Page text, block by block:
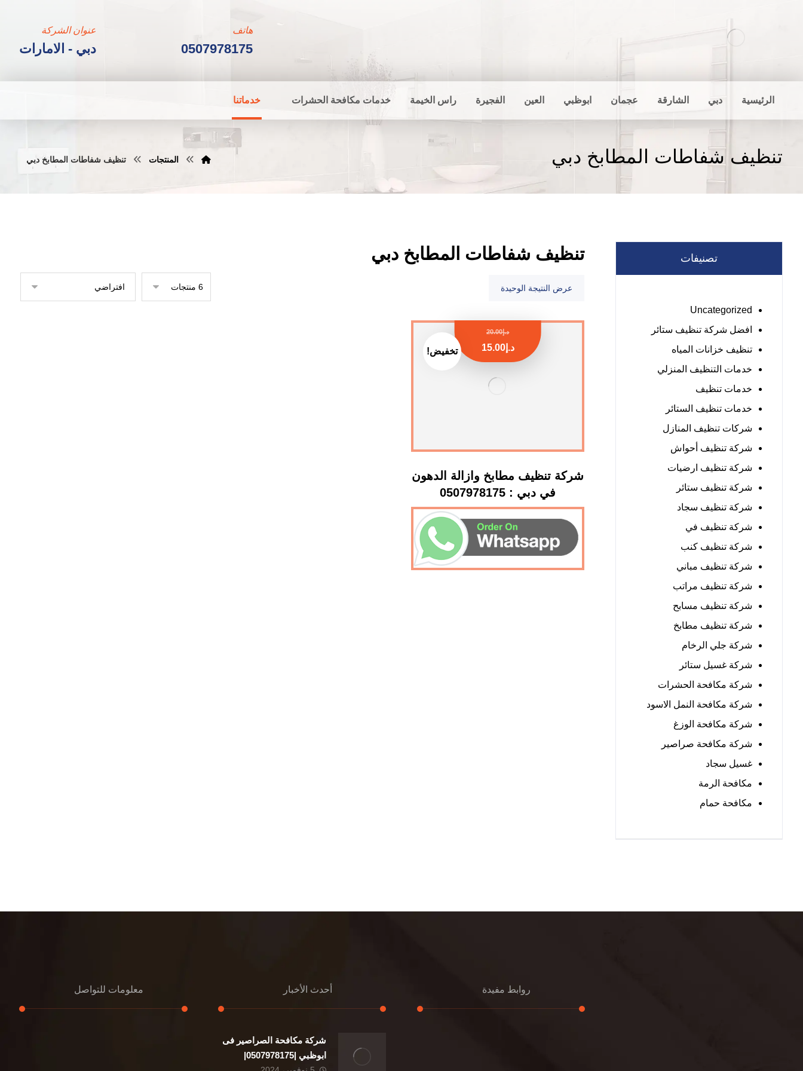
عنوان الشركة
دبي - الامارات
هاتف
0507978175
الرئيسية دبي الشارقة عجمان ابوظبي العين الفجيرة راس الخيمة خدمات مكافحة الحشرات خدماتنا
تنظيف شفاطات المطابخ دبي المنتجات تنظيف شفاطات المطابخ دبي
تنظيف شفاطات المطابخ دبي
عرض النتيجة الوحيدة
تخفيض!
شركة تنظيف مطابخ وازالة الدهون
في دبي : 0507978175
د.إ20.00
د.إ15.00
تصنيفات
Uncategorized
افضل شركة تنظيف ستائر
تنظيف خزانات المياه
خدمات التنظيف المنزلي
خدمات تنظيف
خدمات تنظيف الستائر
شركات تنظيف المنازل
شركة تنظيف أحواش
شركة تنظيف ارضيات
شركة تنظيف ستائر
شركة تنظيف سجاد
شركة تنظيف في
شركة تنظيف كنب
شركة تنظيف مباني
شركة تنظيف مراتب
شركة تنظيف مسابح
شركة تنظيف مطابخ
شركة جلي الرخام
شركة غسيل ستائر
شركة مكافحة الحشرات
شركة مكافحة النمل الاسود
شركة مكافحة الوزغ
شركة مكافحة صراصير
غسيل سجاد
مكافحة الرمة
مكافحة حمام
روابط مفيدة أحدث الأخبار
شركة مكافحة الصراصير فى
ابوظبي |0507978175|
معلومات للتواصل